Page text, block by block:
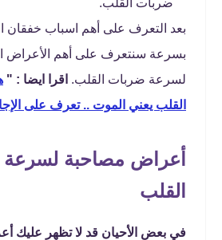
ضربات القلب.
بعد التعرف على أهم اسباب خفقان
بسرعة سنتعرف على أهم الأعراض
لسرعة ضربات القلب. اقرا ايضا : "
القلب يعني الموت .. تعرف على
أعراض مصاحبة
القلب
في بعض الأحيان قد لا تظهر عليك